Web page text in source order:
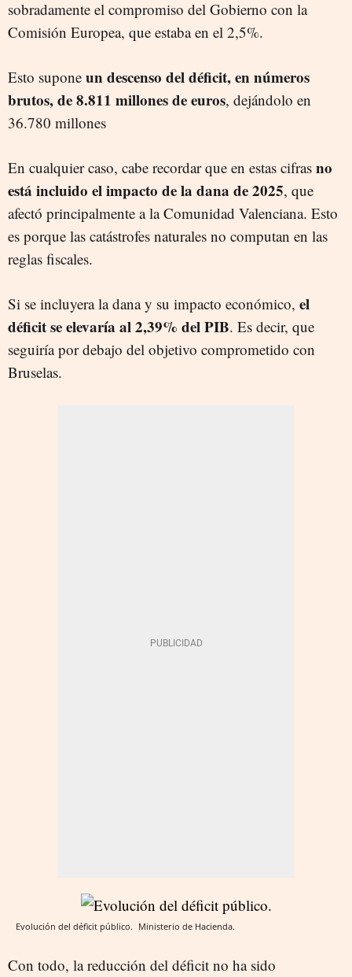
sobradamente el compromiso del Gobierno con la
Comisión Europea, que estaba en el 2,5%.
Esto supone un descenso del déficit, en números
brutos, de 8.811 millones de euros, dejándolo en
36.780 millones
En cualquier caso, cabe recordar que en estas cifras no
está incluido el impacto de la dana de 2025, que
afectó principalmente a la Comunidad Valenciana. Esto
es porque las catástrofes naturales no computan en las
reglas fiscales.
Si se incluyera la dana y su impacto económico, el
déficit se elevaría al 2,39% del PIB. Es decir, que
seguiría por debajo del objetivo comprometido con
Bruselas.
Evolución del déficit público. Ministerio de Hacienda.
Con todo, la reducción del déficit no ha sido